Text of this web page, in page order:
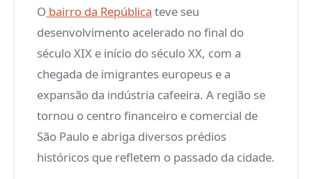
O bairro da República teve seu
desenvolvimento acelerado no final do
século XIX e início do século XX, com a
chegada de imigrantes europeus e a
expansão da indústria cafeeira. A região se
tornou o centro financeiro e comercial de
São Paulo e abriga diversos prédios
históricos que refletem o passado da cidade.